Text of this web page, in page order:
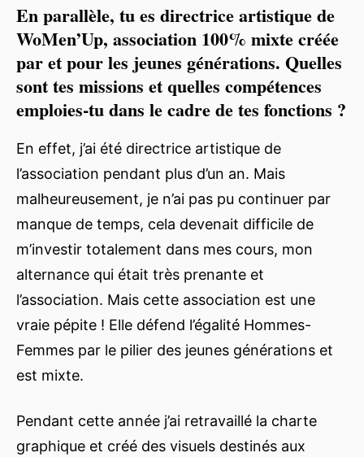
En parallèle, tu es directrice artistique de
WoMen’Up, association 100% mixte créée
par et pour les jeunes générations. Quelles
sont tes missions et quelles compétences
emploies-tu dans le cadre de tes fonctions ?
En effet, j’ai été directrice artistique de
l’association pendant plus d’un an. Mais
malheureusement, je n’ai pas pu continuer par
manque de temps, cela devenait difficile de
m’investir totalement dans mes cours, mon
alternance qui était très prenante et
l’association. Mais cette association est une
vraie pépite ! Elle défend l’égalité Hommes-
Femmes par le pilier des jeunes générations et
est mixte.
Pendant cette année j’ai retravaillé la charte
graphique et créé des visuels destinés aux